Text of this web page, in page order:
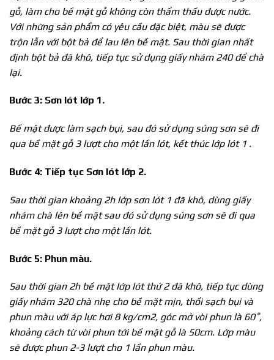
gỗ, làm cho bề mặt gỗ không còn thẩm thấu được nước.
Với những sản phẩm có yêu cầu đặc biệt, màu sẽ được
trộn lẫn với bột bả để lau lên bề mặt. Sau thời gian nhất
định bột bả đã khô, tiếp tục sử dụng giấy nhám 240 để chà
lại.
Bước 3: Sơn lót lớp 1.
Bề mặt được làm sạch bụi, sau đó sử dụng súng sơn sẽ đi
qua bề mặt gỗ 3 lượt cho một lần lót, kết thúc lớp lót 1 .
Bước 4: Tiếp tục Sơn lót lớp 2.
Sau thời gian khoảng 2h lớp sơn lót 1 đã khô, dùng giấy
nhám chà lên bề mặt sau đó sử dụng súng sơn sẽ đi qua
bề mặt gỗ 3 lượt cho một lần lót.
Bước 5: Phun màu.
Sau thời gian 2h bề mặt lớp lót thứ 2 đã khô, tiếp tục dùng
giấy nhám 320 chà nhẹ cho bề mặt mịn, thổi sạch bụi và
phun màu với áp lực hơi 8 kg/cm2, góc mở vòi phun là 60˚,
khoảng cách từ vòi phun tới bề mặt gỗ là 50cm. Lớp màu
sẽ được phun 2-3 lượt cho 1 lần phun màu.